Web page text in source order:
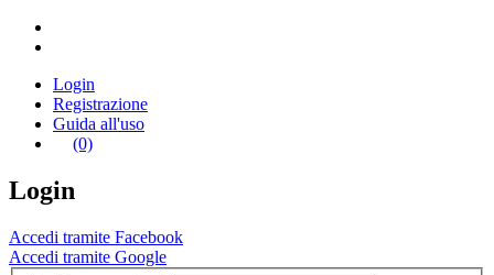
Login
Registrazione
Guida all'uso
(0)
Login
Accedi tramite Facebook
Accedi tramite Google